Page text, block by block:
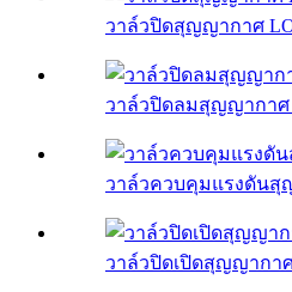
วาล์วปิดสุญญากาศ
วาล์วปิดลมสุญญากาศ
วาล์วควบคุมแรงดันสุ
วาล์วปิดเปิดสุญญากา